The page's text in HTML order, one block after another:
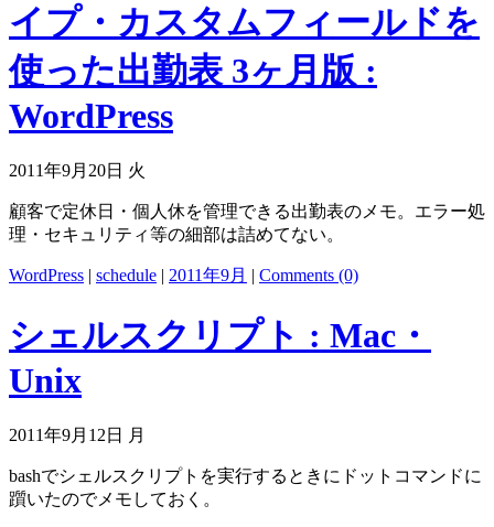
イプ・カスタムフィールドを
使った出勤表 3ヶ月版 :
WordPress
2011年9月20日 火
顧客で定休日・個人休を管理できる出勤表のメモ。エラー処
理・セキュリティ等の細部は詰めてない。
WordPress | schedule | 2011年9月 | Comments (0)
シェルスクリプト : Mac・
Unix
2011年9月12日 月
bashでシェルスクリプトを実行するときにドットコマンドに
躓いたのでメモしておく。